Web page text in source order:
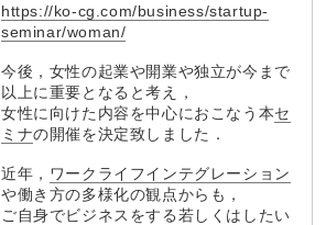
https://ko-cg.com/business/startup-
seminar/woman/
今後，女性の起業や開業や独立が今まで
以上に重要となると考え，
女性に向けた内容を中心におこなう本セ
ミナの開催を決定致しました．
近年， ワークライフインテグレーション
や働き方の多様化の観点からも，
ご自身でビジネスをする若しくはしたい